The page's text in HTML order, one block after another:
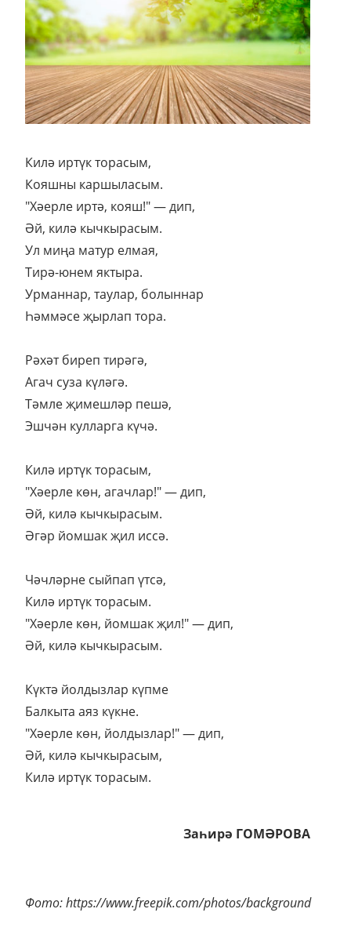
Килә иртүк торасым,
Кояшны каршыласым.
"Хәерле иртә, кояш!" — дип,
Әй, килә кычкырасым.
Ул миңа матур елмая,
Тирә-юнем яктыра.
Урманнар, таулар, болыннар
Һәммәсе җырлап тора.
Рәхәт биреп тирәгә,
Агач суза күләгә.
Тәмле җимешләр пешә,
Эшчән кулларга күчә.
Килә иртүк торасым,
"Хәерле көн, агачлар!" — дип,
Әй, килә кычкырасым.
Әгәр йомшак җил иссә.
Чәчләрне сыйпап үтсә,
Килә иртүк торасым.
"Хәерле көн, йомшак җил!" — дип,
Әй, килә кычкырасым.
Күктә йолдызлар күпме
Балкыта аяз күкне.
"Хәерле көн, йолдызлар!" — дип,
Әй, килә кычкырасым,
Килә иртүк торасым.
Заһирә ГОМӘРОВА
Фото: https://www.freepik.com/photos/background